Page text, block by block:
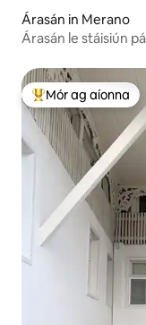
Árasán in Merano
Árasán le stáisiún
An-mhór ag aíonna
Mór ag aíonna